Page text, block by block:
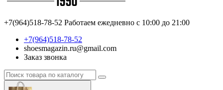
+7(964)518-78-52 Работаем ежедневно с 10:00 до 21:00
+7(964)518-78-52
shoesmagazin.ru@gmail.com
Заказ звонка